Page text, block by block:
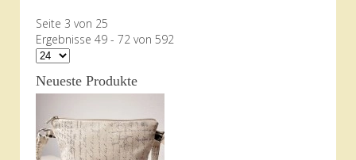
Seite 3 von 25
Ergebnisse 49 - 72 von 592
Neueste Produkte